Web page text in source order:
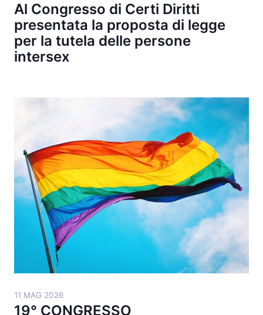
Al Congresso di Certi Diritti
presentata la proposta di legge
per la tutela delle persone
intersex
11 MAG 2026
19° CONGRESSO